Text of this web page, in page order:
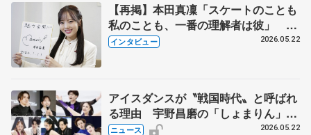
【再掲】本田真凜「スケートのことも
私のことも、一番の理解者は彼」 引
退時の単独インタビューで語った競技
インタビュー 2026.05.22
アイスダンスが〝戦国時代〟と呼ばれ
る理由 宇野昌磨の「しょまりん」ら
実力者が相次いで参戦 国内の競争激
ニュース 2026.05.22